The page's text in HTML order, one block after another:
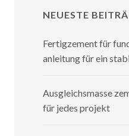
NEUESTE
Fertigzement für
anleitung für ein
Ausgleichsmasse
für jedes projekt